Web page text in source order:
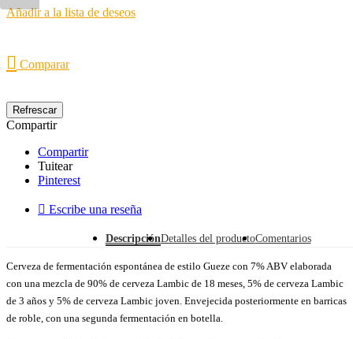
Añadir a la lista de deseos
 Comparar
Compartir
Compartir
Tuitear
Pinterest
 Escribe una reseña
DescripciónDetalles del productoComentarios
Cerveza de fermentación espontánea de estilo Gueze con 7% ABV elaborada
con una mezcla de 90% de cerveza Lambic de 18 meses, 5% de cerveza Lambic
de 3 años y 5% de cerveza Lambic joven. Envejecida posteriormente en barricas
de roble, con una segunda fermentación en botella.